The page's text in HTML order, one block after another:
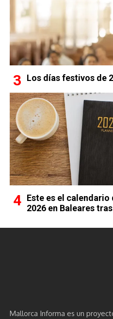
Los días festivos de
Este es el
2026 en Baleares
Mallorca Informa es un